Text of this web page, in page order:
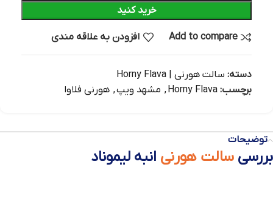
خرید کنید
Add to compare افزودن به علاقه مندی
دسته: سالت هورنی | Horny Flava
برچسب: Horny Flava
, مشهد ویپ, هورنی فلاوا
توضیحات
بررسی سالت هورنی انبه لیموناد